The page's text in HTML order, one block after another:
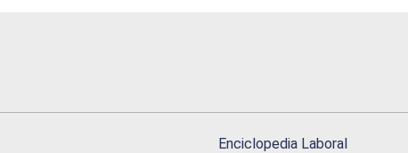
Enciclopedia Laboral